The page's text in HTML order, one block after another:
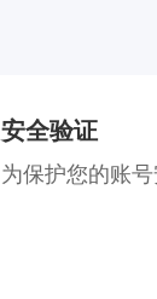
安全验证
为保护您的账